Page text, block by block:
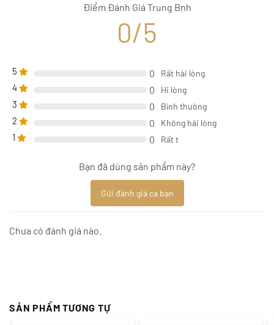
Điểm Đánh Giá Trung Bnh
0/5
5 0 Rất hài lòng
4 0 Hi lòng
3 0 Bình thường
2 0 Không hài lòng
1 0 Rất t
Bạn đã dùng sản phẩm này?
Gửi đánh giá ca bạn
Chưa có đánh giá nào.
SẢN PHẨM TƯƠNG TỰ